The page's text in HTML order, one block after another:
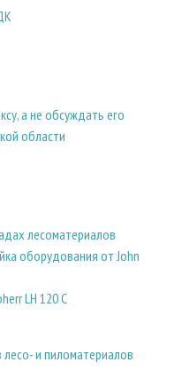
а не обсуждать его
области
лесоматериалов
оборудования от John
LH 120 C
и пиломатериалов